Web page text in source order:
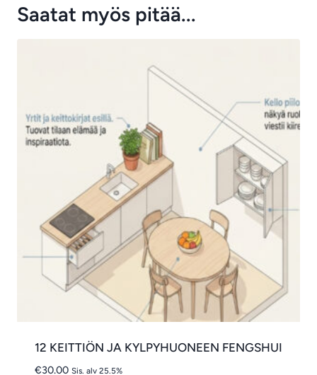
Saatat myös pitää...
12 KEITTIÖN JA KYLPYHUONEEN FENGSHUI
€30.00 Sis. alv 25.5%